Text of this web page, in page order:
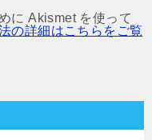
に Akismet を使って
の詳細はこちらをご覧